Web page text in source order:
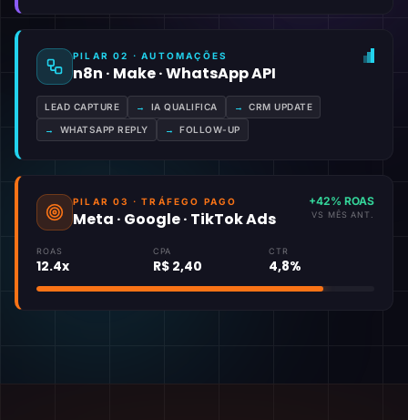
PILAR 02 · AUTOMAÇÕES
n8n · Make · WhatsApp API
LEAD CAPTURE → IA QUALIFICA → CRM UPDATE
→ WHATSAPP REPLY → FOLLOW-UP
PILAR 03 · TRÁFEGO PAGO
Meta · Google · TikTok Ads
+42% ROAS
VS MÊS ANT.
ROAS
12.4x
CPA
R$ 2,40
CTR
4,8%